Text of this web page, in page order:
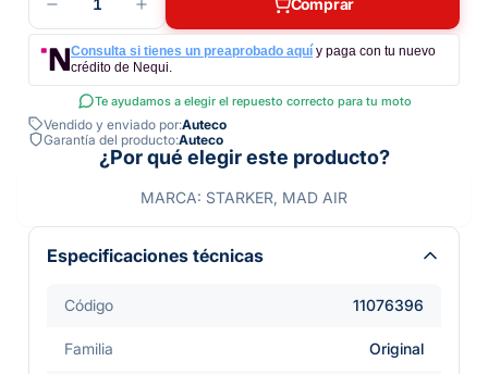
1 Comprar
Consulta si tienes un preaprobado aquí y paga con tu nuevo
crédito de Nequi.
Te ayudamos a elegir el repuesto correcto para tu moto
Vendido y enviado por:Auteco
Garantía del producto:Auteco
¿Por qué elegir este producto?
MARCA: STARKER, MAD AIR
Especificaciones técnicas
Código 11076396
Familia Original